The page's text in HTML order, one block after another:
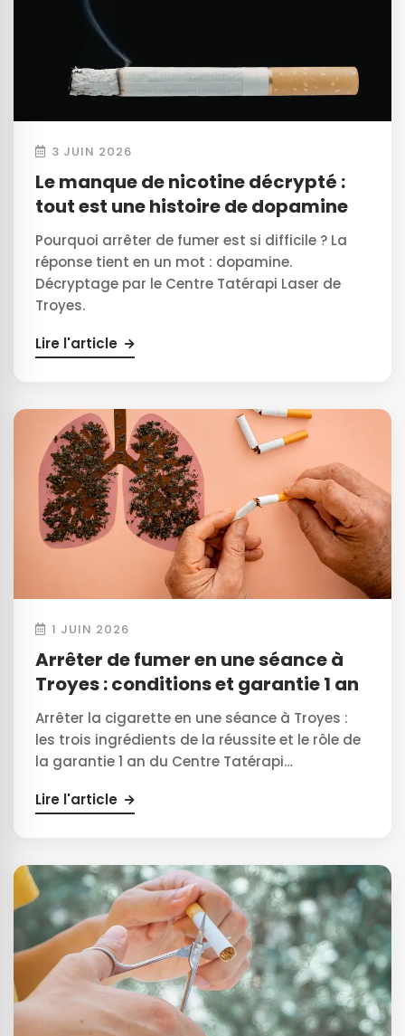
3 JUIN 2026
Le manque de nicotine décrypté :
tout est une histoire de dopamine
Pourquoi arrêter de fumer est si difficile ? La
réponse tient en un mot : dopamine.
Décryptage par le Centre Tatérapi Laser de
Troyes.
Lire l'article
1 JUIN 2026
Arrêter de fumer en une séance à
Troyes : conditions et garantie 1 an
Arrêter la cigarette en une séance à Troyes :
les trois ingrédients de la réussite et le rôle de
la garantie 1 an du Centre Tatérapi…
Lire l'article